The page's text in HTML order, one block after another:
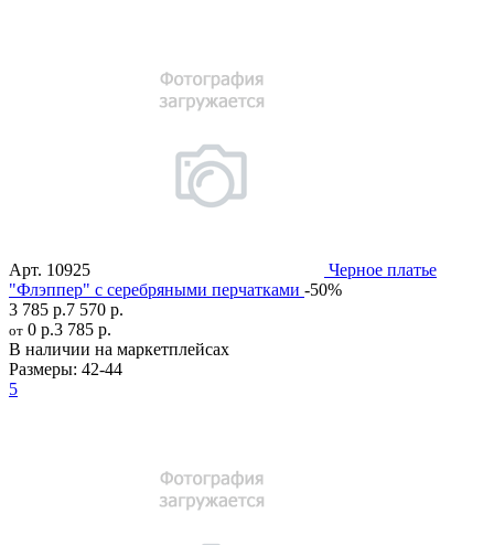
Арт. 10925
Черное платье
"Флэппер" с серебряными перчатками -50%
3 785 р.7 570 р.
от 0 р.3 785 р.
В наличии на маркетплейсах
Размеры: 42-44
5